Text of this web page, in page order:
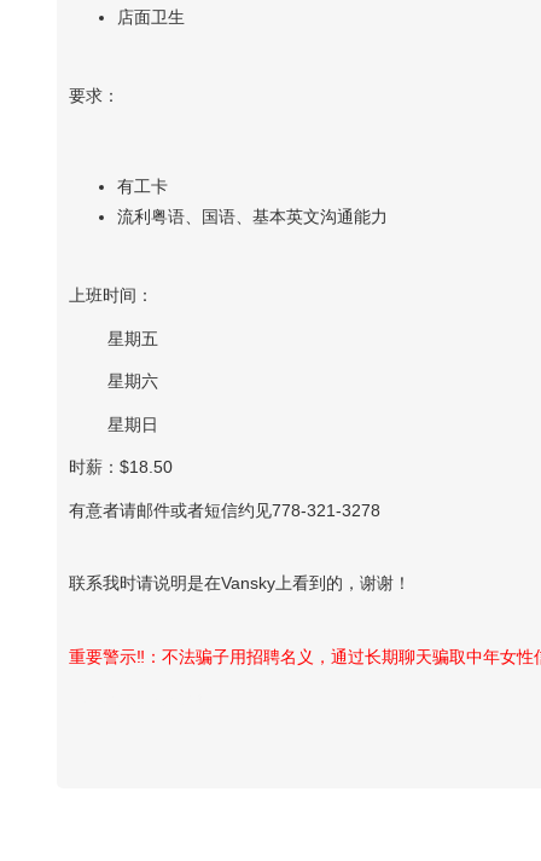
店面卫生
要求：
有工卡
流利粤语、国语、基本英文沟通能力
上班时间：
星期五
星期六
星期日
时薪：$18.50
有意者请邮件或者短信约见778-321-3278
联系我时请说明是在Vansky上看到的，谢谢！
重要警示‼️：不法骗子用招聘名义，通过长期聊天骗取中年女